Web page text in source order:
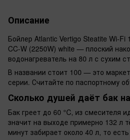
Описание
Бойлер Atlantic Vertigo Steatite Wi-Fi
CC-W (2250W) white — плоский
водонагреватель на 80 л с сухим
В названии стоит 100 — это
серии. Считайте по паспортному
Сколько душей даёт бак
Бак греет до 60 °C, из смесителя
значит на выходе примерно 132 л
минут забирает около 40 л, то